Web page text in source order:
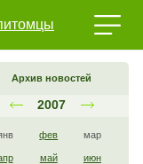
Архив новостей
2007
фев мар
май июн